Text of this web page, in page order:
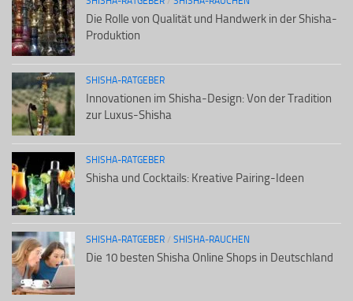
Die Rolle von Qualität und Handwerk in der Shisha-
Produktion
SHISHA-RATGEBER
Innovationen im Shisha-Design: Von der Tradition
zur Luxus-Shisha
SHISHA-RATGEBER
Shisha und Cocktails: Kreative Pairing-Ideen
SHISHA-RATGEBER / SHISHA-RAUCHEN
Die 10 besten Shisha Online Shops in Deutschland